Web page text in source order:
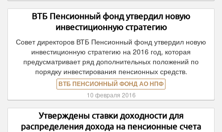
ВТБ Пенсионный фонд утвердил новую
инвестиционную стратегию
Совет директоров ВТБ Пенсионный фонд утвердил новую
инвестиционную стратегию на 2016 год, которая
предусматривает ряд дополнительных положений по
порядку инвестирования пенсионных средств.
ВТБ ПЕНСИОННЫЙ ФОНД АО НПФ
10 февраля 2016
Утверждены ставки доходности для
распределения дохода на пенсионные счета